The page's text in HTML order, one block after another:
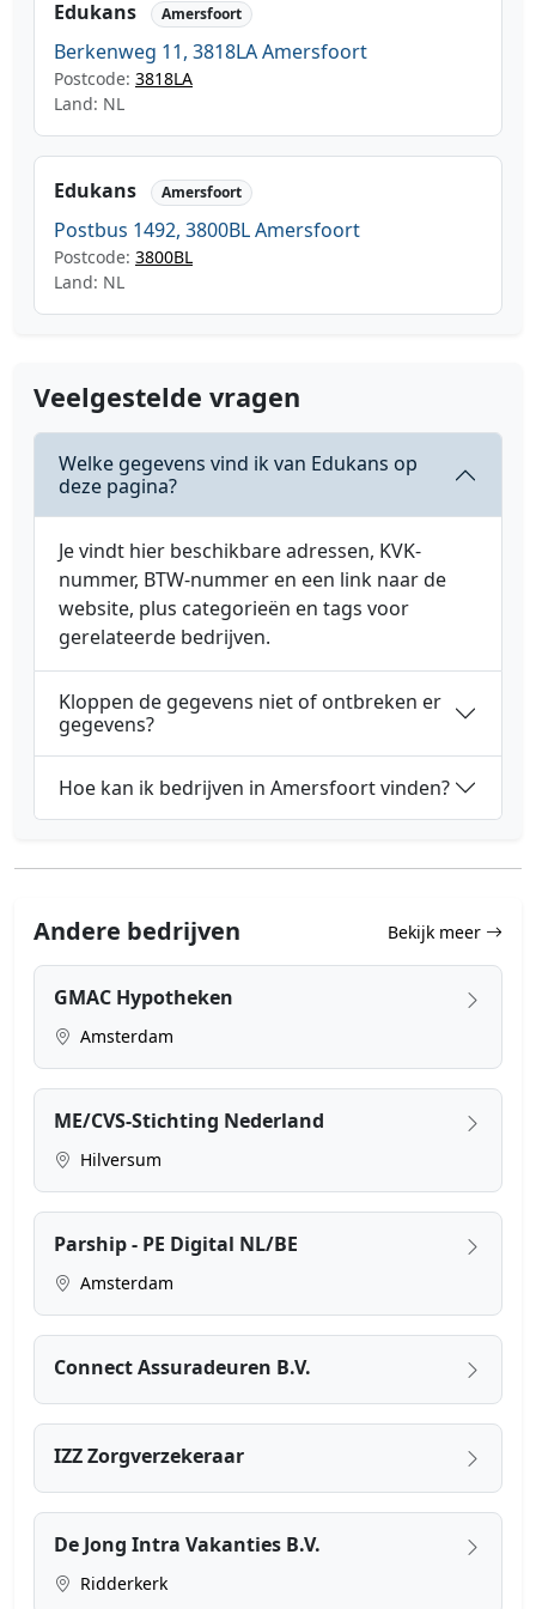
Edukans Amersfoort
Berkenweg 11, 3818LA Amersfoort
Postcode: 3818LA
Land: NL
Edukans Amersfoort
Postbus 1492, 3800BL Amersfoort
Postcode: 3800BL
Land: NL
Veelgestelde vragen
Welke gegevens vind ik van Edukans op
deze pagina?
Je vindt hier beschikbare adressen, KVK-
nummer, BTW-nummer en een link naar de
website, plus categorieën en tags voor
gerelateerde bedrijven.
Kloppen de gegevens niet of ontbreken er
gegevens?
Hoe kan ik bedrijven in Amersfoort vinden?
Andere bedrijven Bekijk meer
GMAC Hypotheken
Amsterdam
ME/CVS-Stichting Nederland
Hilversum
Parship - PE Digital NL/BE
Amsterdam
Connect Assuradeuren B.V.
IZZ Zorgverz​ekeraar
De Jong Intra Vakanties B.V.
Ridderkerk